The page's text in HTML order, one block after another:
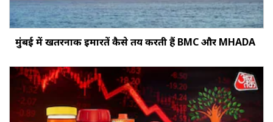
मुंबई में खतरनाक इमारतें कैसे तय करती हैं BMC और MHADA